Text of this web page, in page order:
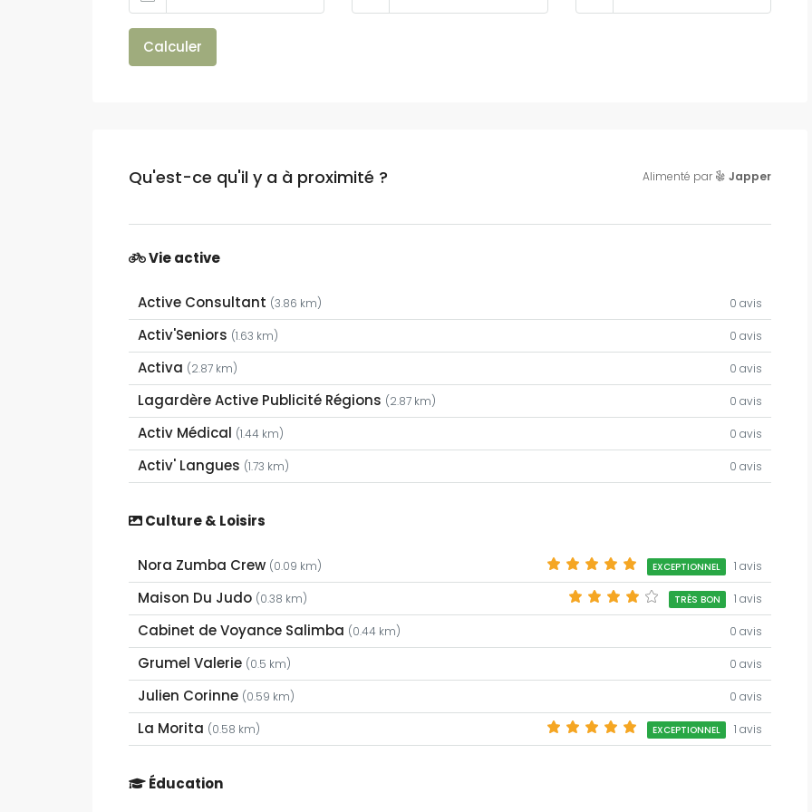
Calculer
Qu'est-ce qu'il y a à proximité ? Alimenté par Japper
Vie active
Active Consultant (3.86 km) 0 avis
Activ'Seniors (1.63 km) 0 avis
Activa (2.87 km) 0 avis
Lagardère Active Publicité Régions (2.87 km) 0 avis
Activ Médical (1.44 km) 0 avis
Activ' Langues (1.73 km) 0 avis
Culture & Loisirs
Nora Zumba Crew (0.09 km) EXCEPTIONNEL 1 avis
Maison Du Judo (0.38 km) TRÈS BON 1 avis
Cabinet de Voyance Salimba (0.44 km) 0 avis
Grumel Valerie (0.5 km) 0 avis
Julien Corinne (0.59 km) 0 avis
La Morita (0.58 km) EXCEPTIONNEL 1 avis
Éducation